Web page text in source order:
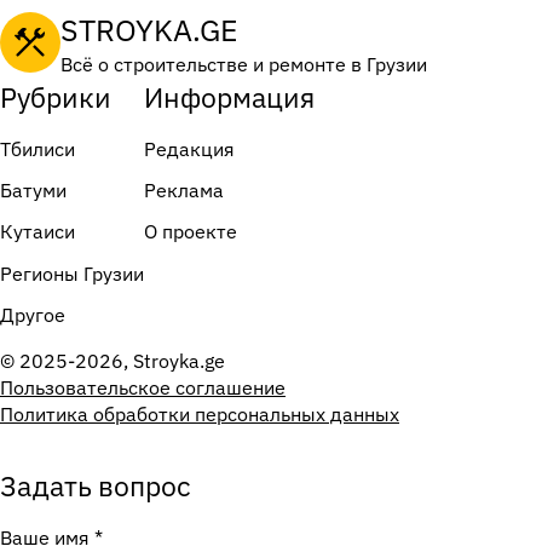
STROYKA.GE
Всё о строительстве и ремонте в Грузии
Рубрики
Тбилиси
Батуми
Кутаиси
Регионы Грузии
Другое
Информация
Редакция
Реклама
О проекте
© 2025-2026, Stroyka.ge
Пользовательское соглашение
Политика обработки персональных данных
Задать вопрос
Ваше имя *